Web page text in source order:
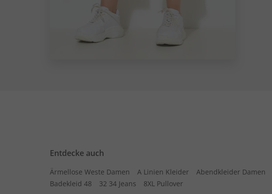
Entdecke auch
Ärmellose Weste Damen A Linien Kleider Abendkleider Damen
Badekleid 48
32 34 Jeans 8XL Pullover